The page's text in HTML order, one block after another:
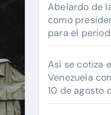
Abelardo de
como
para el
Así se cotiza
Venezuela
10 de agosto